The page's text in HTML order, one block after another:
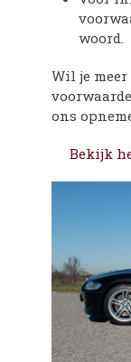
woord.
Wil je
ons
Bekijk